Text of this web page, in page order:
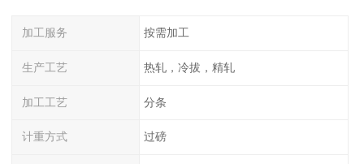
加工服务 按需加工
生产工艺 热轧，冷拔，精轧
加工工艺 分条
计重方式 过磅